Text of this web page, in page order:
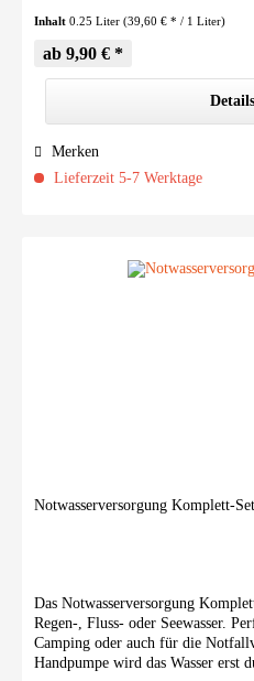
Inhalt 0.25 Liter (39,60 € * / 1 Liter)
ab 9,90 € *
Details
Merken
Lieferzeit 5-7 Werktage
Notwasserversorgung Komplett-Set
Das Notwasserversorgung
Regen-, Fluss- oder Seewasser.
Camping oder auch für die
Handpumpe wird das Wasser erst